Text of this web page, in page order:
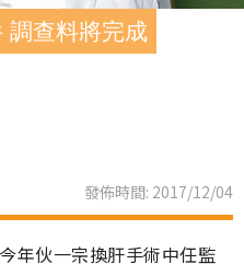
調查料將完成
發佈時間: 2017/12/04
年伙一宗換肝手術中任監